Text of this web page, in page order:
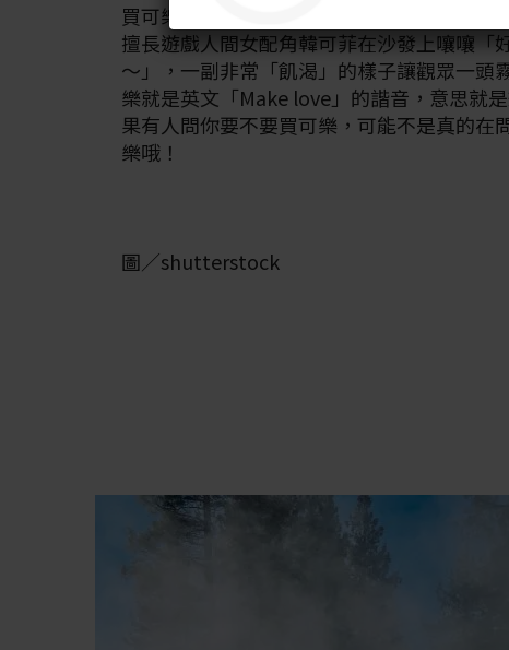
買可樂這個次是在2019年的台劇《我們不能
擅長遊戲人間女配角韓可菲在沙發上嚷嚷「
～」，一副非常「飢渴」的樣子讓觀眾一頭
樂就是英文「Make love」的諧音，意思就
果有人問你要不要買可樂，可能不是真的在
樂哦！
圖／shutterstock